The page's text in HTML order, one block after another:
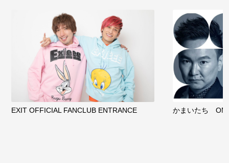
EXIT OFFICIAL FANCLUB ENTRANCE かまいたち